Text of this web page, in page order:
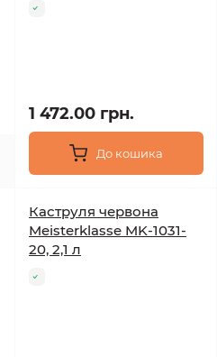
1 472.00 грн.
До кошика
Каструля червона
Meisterklasse MK-1031-
20, 2,1 л